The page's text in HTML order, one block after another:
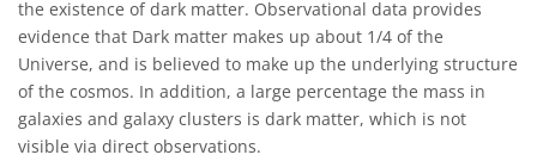
the existence of dark matter. Observational data provides
evidence that Dark matter makes up about 1/4 of the
Universe, and is believed to make up the underlying structure
of the cosmos. In addition, a large percentage the mass in
galaxies and galaxy clusters is dark matter, which is not
visible via direct observations.